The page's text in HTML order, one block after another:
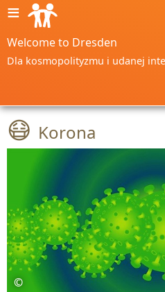
≡
Welcome to Dresden
Dla kosmopolityzmu i udanej
😷 Korona
©